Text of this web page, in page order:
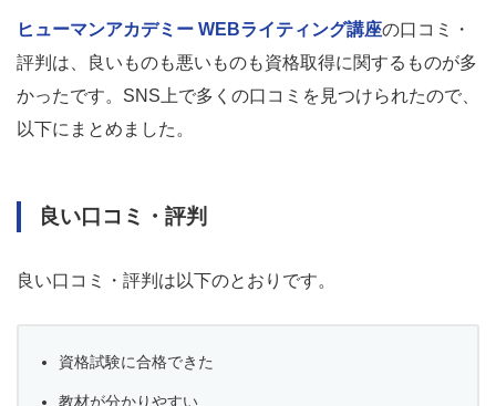
ヒューマンアカデミー WEBライティング講座の口コミ・
評判は、良いものも悪いものも資格取得に関するものが多
かったです。SNS上で多くの口コミを見つけられたので、
以下にまとめました。
良い口コミ・評判
良い口コミ・評判は以下のとおりです。
資格試験に合格できた
教材が分かりやすい